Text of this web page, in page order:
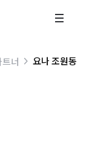
너 요나 조원동